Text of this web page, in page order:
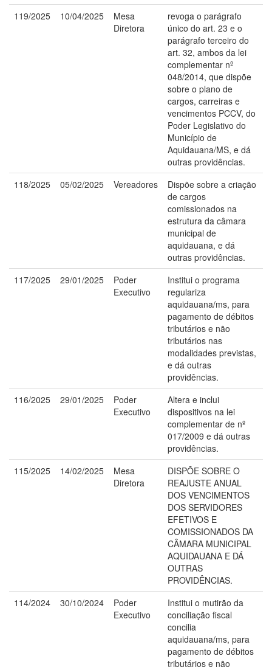
119/2025
10/04/2025
Mesa
Diretora
revoga o parágrafo
único do art. 23 e o
parágrafo terceiro do
art. 32, ambos da lei
complementar nº
048/2014, que dispõe
sobre o plano de
cargos, carreiras e
vencimentos PCCV, do
Poder Legislativo do
Município de
Aquidauana/MS, e dá
outras providências.
118/2025
05/02/2025 Vereadores
Dispõe sobre a criação
de cargos
comissionados na
estrutura da câmara
municipal de
aquidauana, e dá
outras providências.
117/2025
29/01/2025
Poder
Executivo
Institui o programa
regulariza
aquidauana/ms, para
pagamento de débitos
tributários e não
tributários nas
modalidades previstas,
e dá outras
providências.
116/2025
29/01/2025
Poder
Executivo
Altera e inclui
dispositivos na lei
complementar de nº
017/2009 e dá outras
providências.
115/2025
14/02/2025
Mesa
Diretora
DISPÕE SOBRE O
REAJUSTE ANUAL
DOS VENCIMENTOS
DOS SERVIDORES
EFETIVOS E
COMISSIONADOS DA
CÂMARA MUNICIPAL
AQUIDAUANA E DÁ
OUTRAS
PROVIDÊNCIAS.
114/2024
30/10/2024
Poder
Executivo
Institui o mutirão da
conciliação fiscal
concilia
aquidauana/ms, para
pagamento de débitos
tributários e não